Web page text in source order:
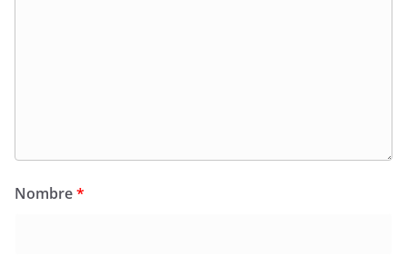
Nombre*